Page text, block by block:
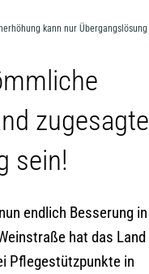
kann nur Übergangslösung
zugesagte
sein!
endlich Besserung in
hat das Land
Pflegestützpunkte in